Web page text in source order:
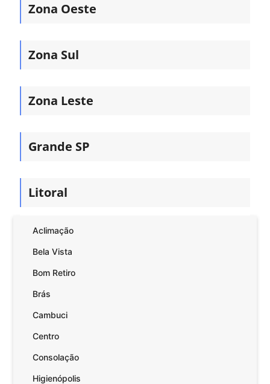
Zona Oeste
Zona Sul
Zona Leste
Grande SP
Litoral
Aclimação
Bela Vista
Bom Retiro
Brás
Cambuci
Centro
Consolação
Higienópolis